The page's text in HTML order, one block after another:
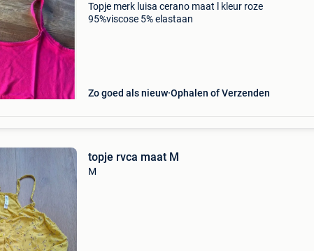
Topje merk luisa cerano maat l kleur roze
95%viscose 5% elastaan
Zo goed als nieuw Ophalen of Verzenden
topje rvca maat M
M